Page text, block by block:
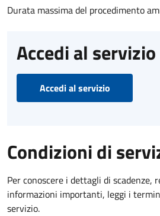
Durata massima del procedimento
Accedi al servizio
Accedi al servizio
Condizioni di
Per conoscere i dettagli di scadenze,
informazioni importanti, leggi i
servizio.